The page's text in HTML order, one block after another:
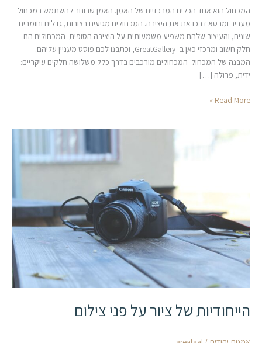
המכחול הוא אחד הכלים המרכזיים של האמן. האמן שבוחר להשתמש במכחול
מעביר ומבטא דרכו את את היצירה. המכחולים מגיעים בצורות, גדלים וחומרים
שונים, והעיצוב שלהם משפיע משמעותית על היצירה הסופית. המכחולים הם
חלק חשוב ומרכזי כאן ב- GreatGallery, וכתבנו לכם פוסט מעניין עליהם.
המבנה של המכחול המכחולים מורכבים בדרך כלל משלושה חלקים עיקריים:
ידית, פרולה […]
Read More »
הייחודיות של ציור על פני צילום
הייחודיות